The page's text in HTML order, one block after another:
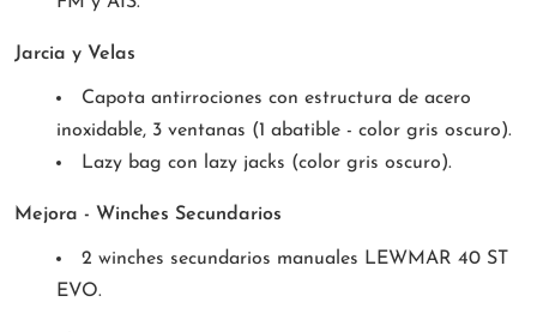
Jarcia y Velas
Capota antirrociones con estructura de acero
inoxidable, 3 ventanas (1 abatible - color gris oscuro).
Lazy bag con lazy jacks (color gris oscuro).
Mejora - Winches Secundarios
2 winches secundarios manuales LEWMAR 40 ST
EVO.